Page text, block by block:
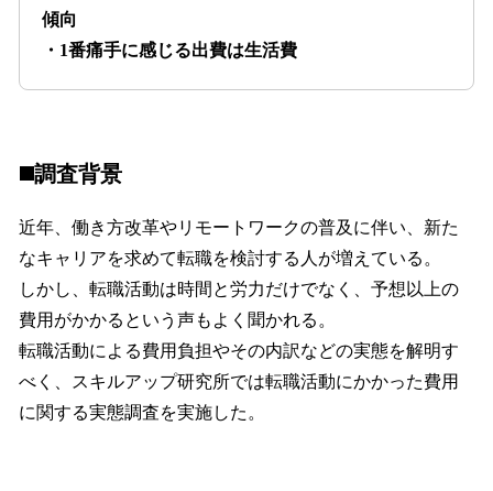
傾向
・1番痛手に感じる出費は生活費
◼️調査背景
近年、働き方改革やリモートワークの普及に伴い、新た
なキャリアを求めて転職を検討する人が増えている。
しかし、転職活動は時間と労力だけでなく、予想以上の
費用がかかるという声もよく聞かれる。
転職活動による費用負担やその内訳などの実態を解明す
べく、スキルアップ研究所では転職活動にかかった費用
に関する実態調査を実施した。